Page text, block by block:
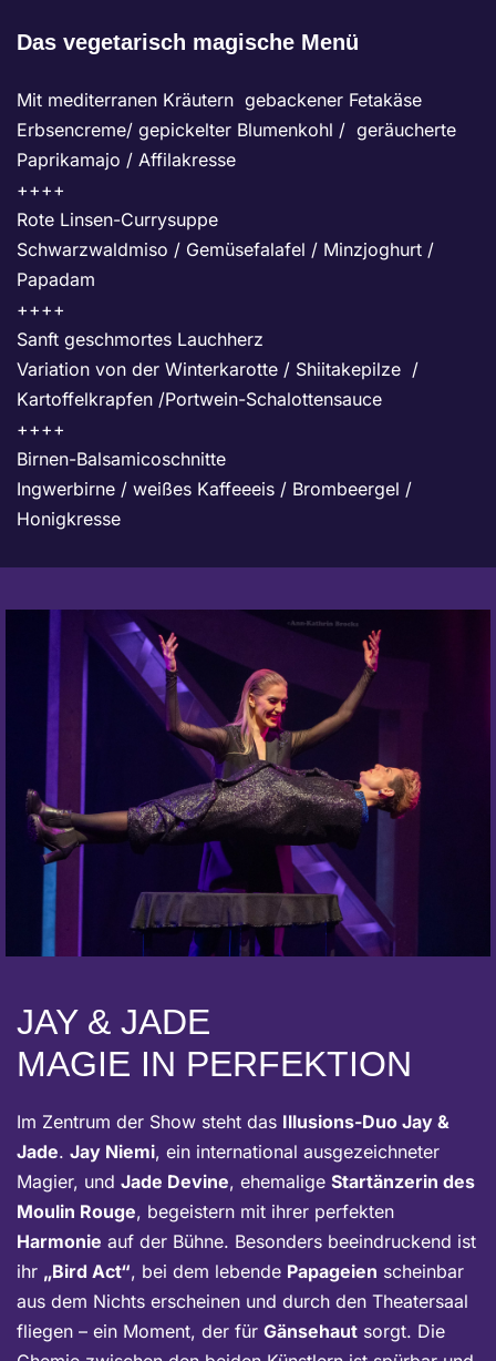
Das vegetarisch magische Menü
Mit mediterranen Kräutern gebackener Fetakäse
Erbsencreme/ gepickelter Blumenkohl / geräucherte
Paprikamajo / Affilakresse
++++
Rote Linsen-Currysuppe
Schwarzwaldmiso / Gemüsefalafel / Minzjoghurt /
Papadam
++++
Sanft geschmortes Lauchherz
Variation von der Winterkarotte / Shiitakepilze /
Kartoffelkrapfen /Portwein-Schalottensauce
++++
Birnen-Balsamicoschnitte
Ingwerbirne / weißes Kaffeeeis / Brombeergel /
Honigkresse
JAY & JADE
MAGIE IN PERFEKTION
Im Zentrum der Show steht das Illusions-Duo Jay &
Jade. Jay Niemi, ein international ausgezeichneter
Magier, und Jade Devine, ehemalige Startänzerin des
Moulin Rouge, begeistern mit ihrer perfekten
Harmonie auf der Bühne. Besonders beeindruckend ist
ihr „Bird Act“, bei dem lebende Papageien scheinbar
aus dem Nichts erscheinen und durch den Theatersaal
fliegen – ein Moment, der für Gänsehaut sorgt. Die